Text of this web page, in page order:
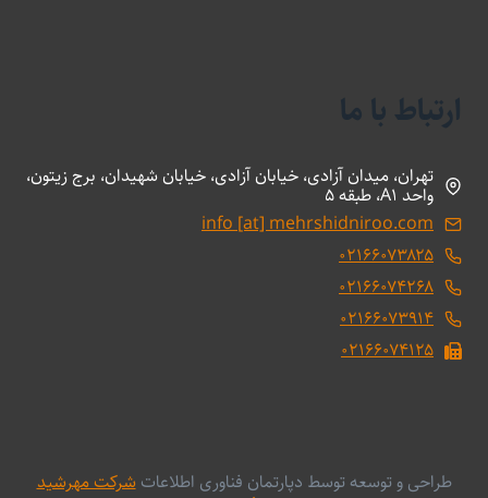
ارتباط با ما
تهران، میدان آزادی، خیابان آزادی، خیابان شهیدان، برج زیتون،
واحد A1، طبقه 5
info [at] mehrshidniroo.com
۰۲۱۶۶۰۷۳۸۲۵
۰۲۱۶۶۰۷۴۲۶۸
۰۲۱۶۶۰۷۳۹۱۴
۰۲۱۶۶۰۷۴۱۲۵
طراحی و توسعه توسط دپارتمان فناوری اطلاعاتشرکت مهرشید